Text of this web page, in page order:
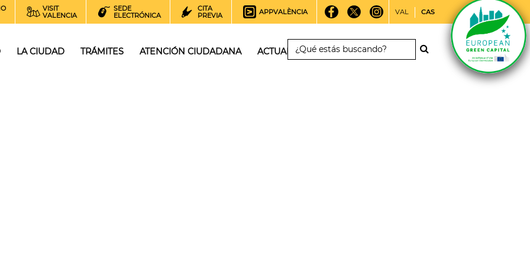
VISIT
VALENCIA
SEDE
ELECTRÓNICA
CITA
PREVIA
APPVALÈNCIA VAL CAS
LA CIUDAD TRÁMITES ATENCIÓN CIUDADANA ACTUALIDAD